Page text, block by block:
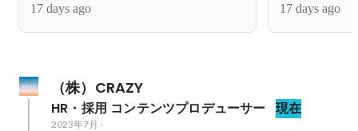
17 days ago
17 days ago
（株）CRAZY
HR・採用 コンテンツプロデューサー 現在
2023年7月 -